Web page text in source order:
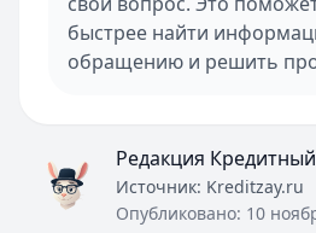
быстрее найти
обращению и решить
Редакция
Источник: Kreditzay.ru
Опубликовано: 10